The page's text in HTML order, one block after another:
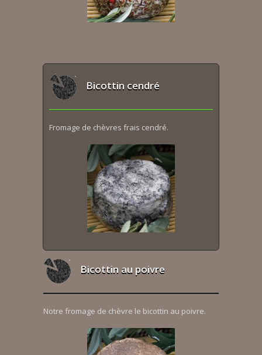
Bicottin cendré
Fromage de chèvres frais cendré.
Bicottin au poivre
Notre fromage de chèvre le bicottin au poivre.